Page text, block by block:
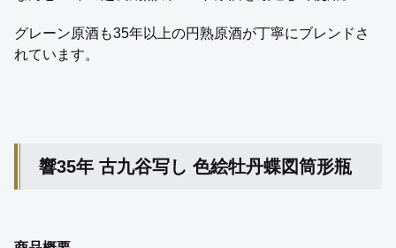
グレーン原酒も35年以上の円熟原酒が丁寧にブレンドさ
れています。
響35年 古九谷写し 色絵牡丹蝶図筒形瓶